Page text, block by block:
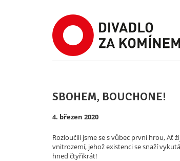
SBOHEM, BOUCHONE!
4. březen 2020
Rozloučili jsme se s vůbec první hrou, Ať
vnitrozemí, jehož existenci se snaží
hned čtyřikrát!